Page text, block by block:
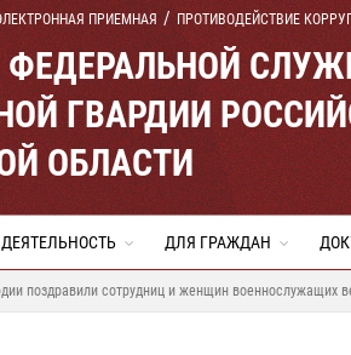
ПРИЕМНАЯ ПРОТИВОДЕЙСТВИЕ
ФЕДЕРАЛЬНОЙ
ГВАРДИИ
ОБЛАСТИ
ДЕЯТЕЛЬНОСТЬ ДЛЯ ГРАЖДАН
поздравили сотрудниц и женщин